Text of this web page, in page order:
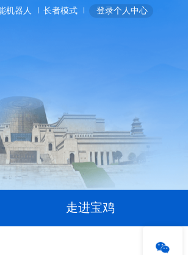
机器人 长者模式 登录个人中心
走进宝鸡